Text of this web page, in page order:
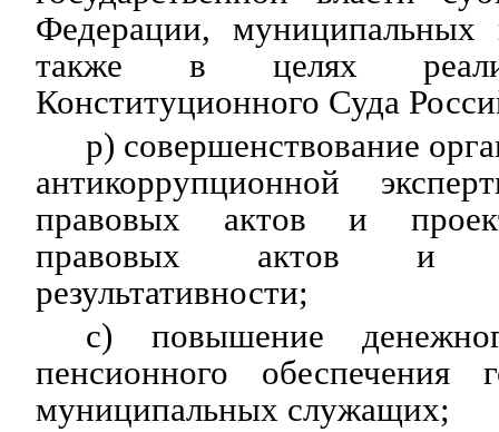
Федерации, муниципальных
также в целях
Конституционного Суда
р) совершенствование
антикоррупционной
правовых актов и
правовых актов и
результативности;
с) повышение
пенсионного обеспечения
муниципальных служащих;